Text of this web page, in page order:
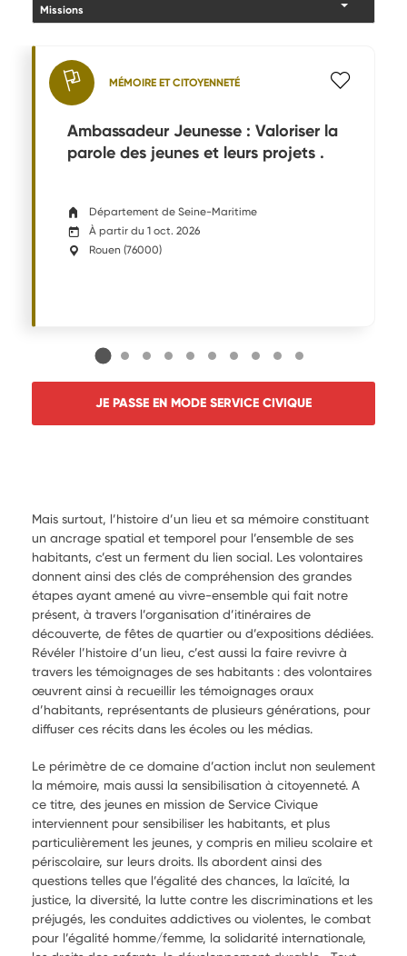
MÉMOIRE ET CITOYENNETÉ
Ambassadeur Jeunesse : Valoriser la
parole des jeunes et leurs projets .
Département de Seine-Maritime
À partir du 1 oct. 2026
Rouen (76000)
JE PASSE EN MODE SERVICE CIVIQUE
Mais surtout, l’histoire d’un lieu et sa mémoire constituant
un ancrage spatial et temporel pour l’ensemble de ses
habitants, c’est un ferment du lien social. Les volontaires
donnent ainsi des clés de compréhension des grandes
étapes ayant amené au vivre-ensemble qui fait notre
présent, à travers l’organisation d’itinéraires de
découverte, de fêtes de quartier ou d’expositions dédiées.
Révéler l’histoire d’un lieu, c’est aussi la faire revivre à
travers les témoignages de ses habitants : des volontaires
œuvrent ainsi à recueillir les témoignages oraux
d’habitants, représentants de plusieurs générations, pour
diffuser ces récits dans les écoles ou les médias.
Le périmètre de ce domaine d’action inclut non seulement
la mémoire, mais aussi la sensibilisation à citoyenneté. A
ce titre, des jeunes en mission de Service Civique
interviennent pour sensibiliser les habitants, et plus
particulièrement les jeunes, y compris en milieu scolaire et
périscolaire, sur leurs droits. Ils abordent ainsi des
questions telles que l’égalité des chances, la laïcité, la
justice, la diversité, la lutte contre les discriminations et les
préjugés, les conduites addictives ou violentes, le combat
pour l’égalité homme/femme, la solidarité internationale,